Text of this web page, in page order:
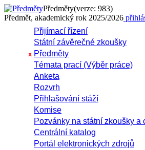
Předměty(verze: 983)
Předmět, akademický rok 2025/2026
Přijímací řízení
Státní závěrečné zkoušky
x Předměty
Témata prací (Výběr práce)
Anketa
Rozvrh
Přihlašování stáží
Komise
Pozvánky na státní zkoušky a
Centrální katalog
Portál elektronických zdrojů